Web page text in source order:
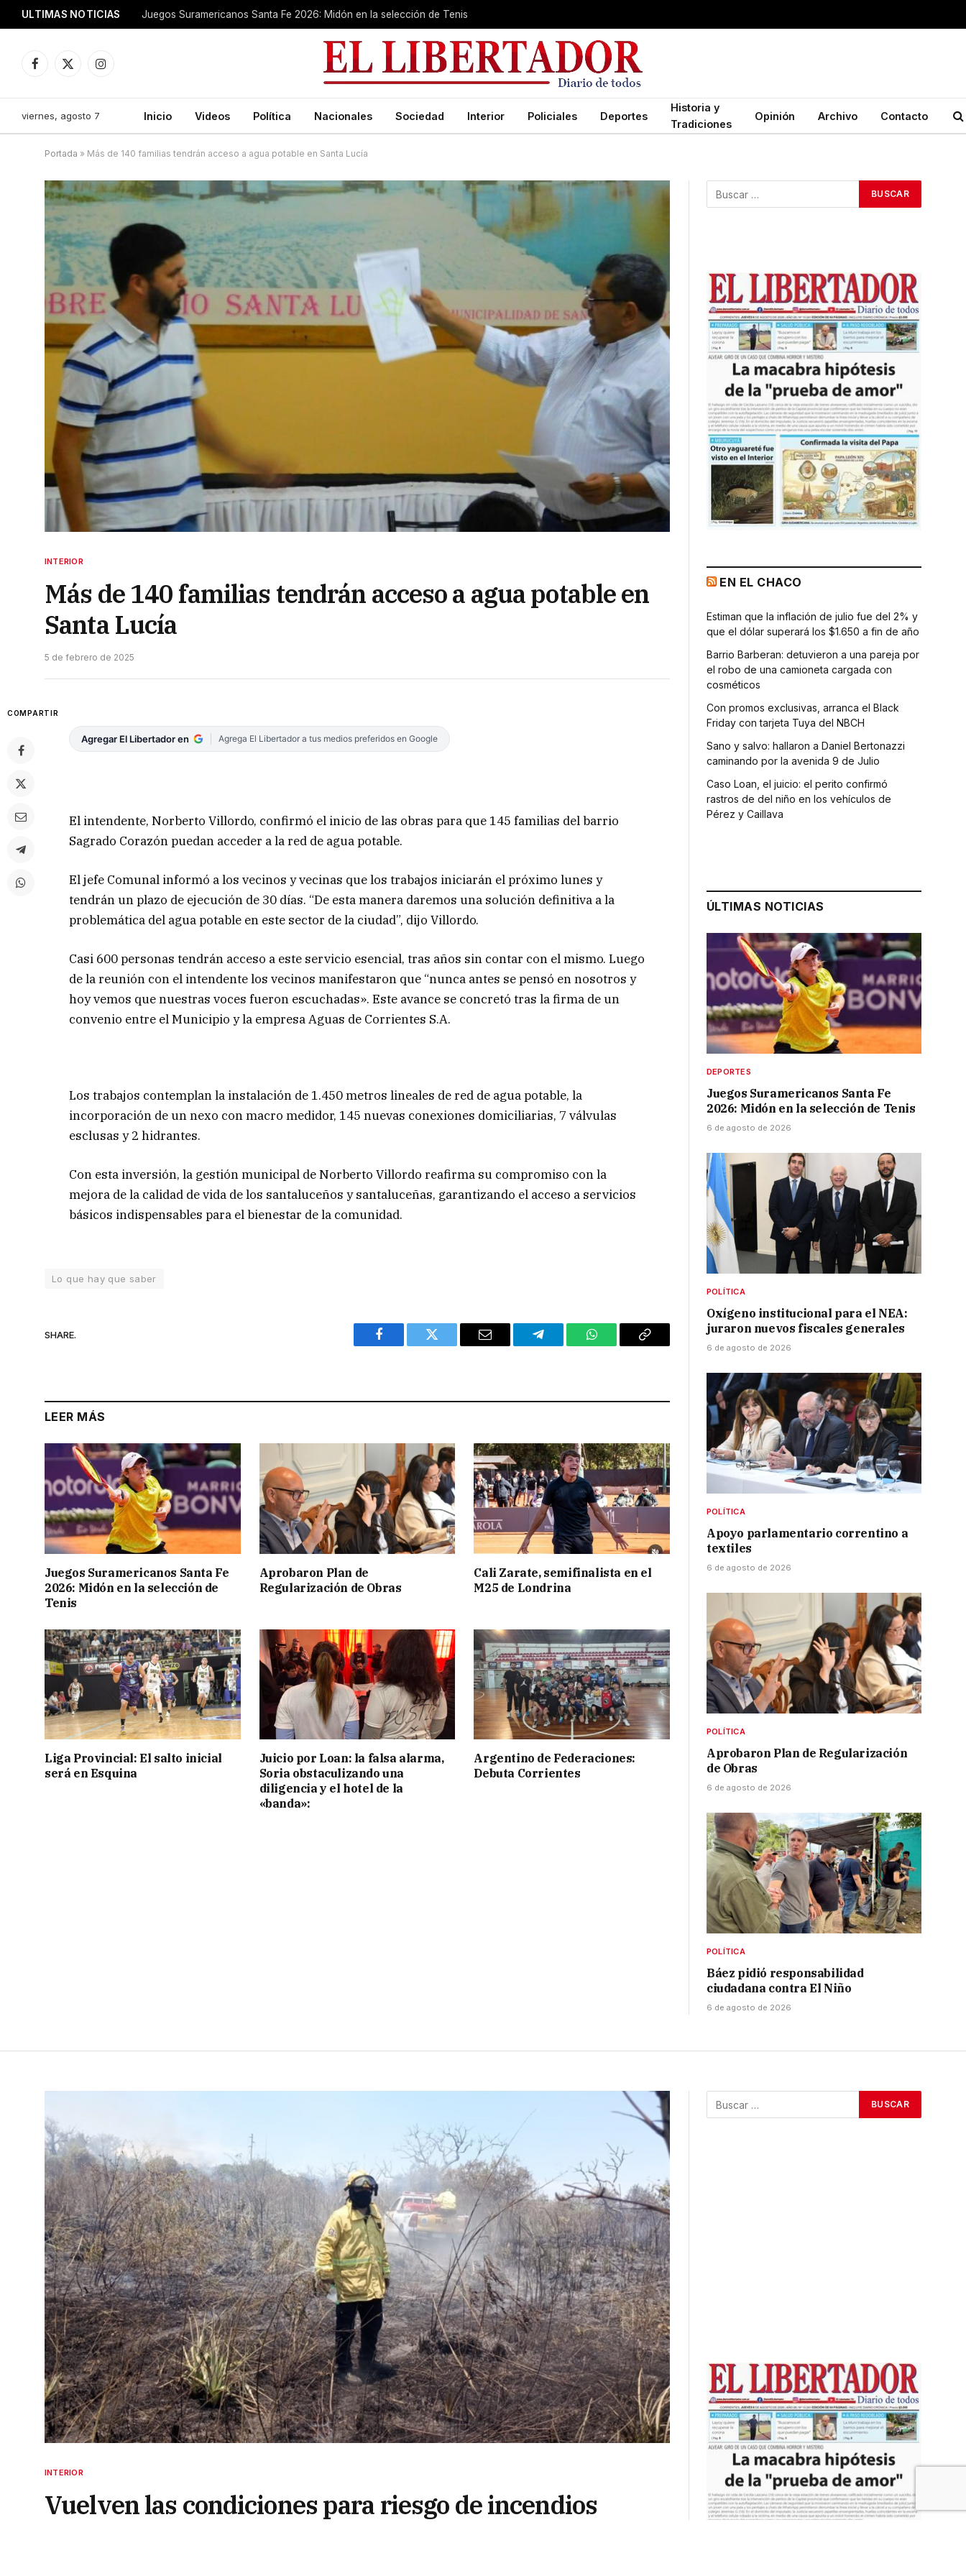
ULTIMAS NOTICIAS Juegos Suramericanos Santa Fe 2026: Midón en la selección de Tenis
Facebook
X
Instagram
viernes, agosto 7 Inicio Videos Política Nacionales Sociedad Interior Policiales Deportes
Historia y
Tradiciones
Opinión Archivo Contacto
Portada » Más de 140 familias tendrán acceso a agua potable en Santa Lucía
INTERIOR
Más de 140 familias tendrán acceso a agua potable en
Santa Lucía
5 de febrero de 2025
COMPARTIR
Agregar El Libertador en Agrega El Libertador a tus medios preferidos en Google
El intendente, Norberto Villordo, confirmó el inicio de las obras para que 145 familias del barrio
Sagrado Corazón puedan acceder a la red de agua potable.
El jefe Comunal informó a los vecinos y vecinas que los trabajos iniciarán el próximo lunes y
tendrán un plazo de ejecución de 30 días. “De esta manera daremos una solución definitiva a la
problemática del agua potable en este sector de la ciudad”, dijo Villordo.
Casi 600 personas tendrán acceso a este servicio esencial, tras años sin contar con el mismo. Luego
de la reunión con el intendente los vecinos manifestaron que “nunca antes se pensó en nosotros y
hoy vemos que nuestras voces fueron escuchadas». Este avance se concretó tras la firma de un
convenio entre el Municipio y la empresa Aguas de Corrientes S.A.
Los trabajos contemplan la instalación de 1.450 metros lineales de red de agua potable, la
incorporación de un nexo con macro medidor, 145 nuevas conexiones domiciliarias, 7 válvulas
esclusas y 2 hidrantes.
Con esta inversión, la gestión municipal de Norberto Villordo reafirma su compromiso con la
mejora de la calidad de vida de los santaluceños y santaluceñas, garantizando el acceso a servicios
básicos indispensables para el bienestar de la comunidad.
Lo que hay que saber
SHARE.
Facebook Twitter Email Telegram WhatsAppCopy
LEER MÁS
Juegos Suramericanos Santa Fe
2026: Midón en la selección de
Tenis
Aprobaron Plan de
Regularización de Obras
Cali Zarate, semifinalista en el
M25 de Londrina
Liga Provincial: El salto inicial
será en Esquina
Juicio por Loan: la falsa alarma,
Soria obstaculizando una
diligencia y el hotel de la
«banda»:
Argentino de Federaciones:
Debuta Corrientes
EN EL CHACO
Estiman que la inflación de julio fue del 2% y
que el dólar superará los $1.650 a fin de año
Barrio Barberan: detuvieron a una pareja por
el robo de una camioneta cargada con
cosméticos
Con promos exclusivas, arranca el Black
Friday con tarjeta Tuya del NBCH
Sano y salvo: hallaron a Daniel Bertonazzi
caminando por la avenida 9 de Julio
Caso Loan, el juicio: el perito confirmó
rastros de del niño en los vehículos de
Pérez y Caillava
ÚLTIMAS NOTICIAS
DEPORTES
Juegos Suramericanos Santa Fe
2026: Midón en la selección de Tenis
6 de agosto de 2026
POLÍTICA
Oxígeno institucional para el NEA:
juraron nuevos fiscales generales
6 de agosto de 2026
POLÍTICA
Apoyo parlamentario correntino a
textiles
6 de agosto de 2026
POLÍTICA
Aprobaron Plan de Regularización
de Obras
6 de agosto de 2026
POLÍTICA
Báez pidió responsabilidad
ciudadana contra El Niño
6 de agosto de 2026
INTERIOR
Vuelven las condiciones para riesgo de incendios